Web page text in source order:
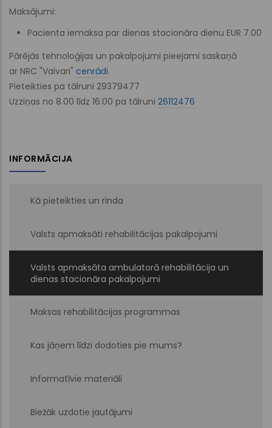
Maksājumi:
Pacienta iemaksa par dienas stacionāra dienu EUR 7.00
Pārējās tehnoloģijas un pakalpojumi pieejami saskaņā
ar NRC "Vaivari" cenrādi.
Pieteikties pa tālruni 29379477
Uzziņas no 8.00 līdz 16.00 pa tālruni 26112476
INFORMĀCIJA
Kā pieteikties un rinda
Valsts apmaksāti rehabilitācijas pakalpojumi
Valsts apmaksāta ambulatorā rehabilitācija un
dienas stacionāra pakalpojumi
Maksas rehabilitācijas programmas
Kas jāņem līdzi dodoties pie mums?
Informatīvie materiāli
Biežāk uzdotie jautājumi